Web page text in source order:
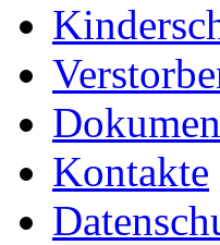
Kontakte